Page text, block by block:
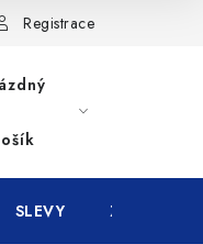
Registrace
SLEVY ZNAČKY